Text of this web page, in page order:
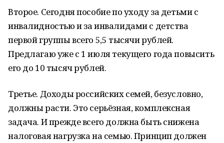
Второе. Сегодня пособие по уходу за детьми с
инвалидностью и за инвалидами с детства
первой группы всего 5,5 тысячи рублей.
Предлагаю уже с 1 июля текущего года повысить
его до 10 тысяч рублей.
Третье. Доходы российских семей, безусловно,
должны расти. Это серьёзная, комплексная
задача. И прежде всего должна быть снижена
налоговая нагрузка на семью. Принцип должен